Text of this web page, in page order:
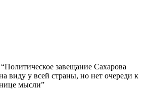
завещание Сахарова
виду у всей страны, но нет очереди к
мысли”